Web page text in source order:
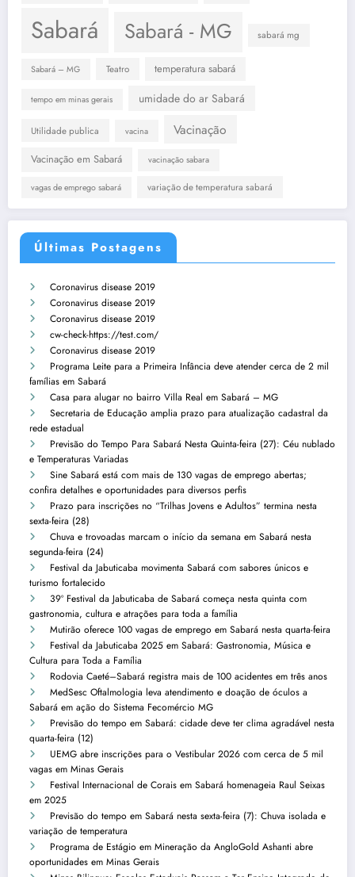
Sabará Sabará - MG sabará mg
Sabará – MG Teatro temperatura sabará
tempo em minas gerais umidade do ar Sabará
Utilidade publica vacina Vacinação
Vacinação em Sabará vacinação sabara
vagas de emprego sabará variação de temperatura sabará
Últimas Postagens
Coronavirus disease 2019
Coronavirus disease 2019
Coronavirus disease 2019
cw-check-https://test.com/
Coronavirus disease 2019
Programa Leite para a Primeira Infância deve atender cerca de 2 mil
famílias em Sabará
Casa para alugar no bairro Villa Real em Sabará – MG
Secretaria de Educação amplia prazo para atualização cadastral da
rede estadual
Previsão do Tempo Para Sabará Nesta Quinta-feira (27): Céu nublado
e Temperaturas Variadas
Sine Sabará está com mais de 130 vagas de emprego abertas;
confira detalhes e oportunidades para diversos perfis
Prazo para inscrições no “Trilhas Jovens e Adultos” termina nesta
sexta-feira (28)
Chuva e trovoadas marcam o início da semana em Sabará nesta
segunda-feira (24)
Festival da Jabuticaba movimenta Sabará com sabores únicos e
turismo fortalecido
39º Festival da Jabuticaba de Sabará começa nesta quinta com
gastronomia, cultura e atrações para toda a família
Mutirão oferece 100 vagas de emprego em Sabará nesta quarta-feira
Festival da Jabuticaba 2025 em Sabará: Gastronomia, Música e
Cultura para Toda a Família
Rodovia Caeté–Sabará registra mais de 100 acidentes em três anos
MedSesc Oftalmologia leva atendimento e doação de óculos a
Sabará em ação do Sistema Fecomércio MG
Previsão do tempo em Sabará: cidade deve ter clima agradável nesta
quarta-feira (12)
UEMG abre inscrições para o Vestibular 2026 com cerca de 5 mil
vagas em Minas Gerais
Festival Internacional de Corais em Sabará homenageia Raul Seixas
em 2025
Previsão do tempo em Sabará nesta sexta-feira (7): Chuva isolada e
variação de temperatura
Programa de Estágio em Mineração da AngloGold Ashanti abre
oportunidades em Minas Gerais